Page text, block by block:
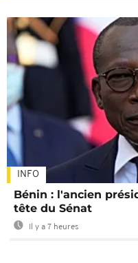
INFO
Bénin : l'ancien
tête du Sénat
Il y a 7 heures